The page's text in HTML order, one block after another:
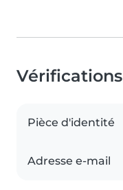
Vérifications
Pièce d'identité
Adresse e-mail